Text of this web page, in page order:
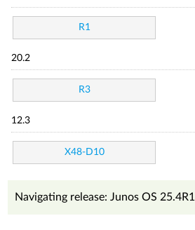
R1
20.2
R3
12.3
X48-D10
Navigating release: Junos OS 25.4R1